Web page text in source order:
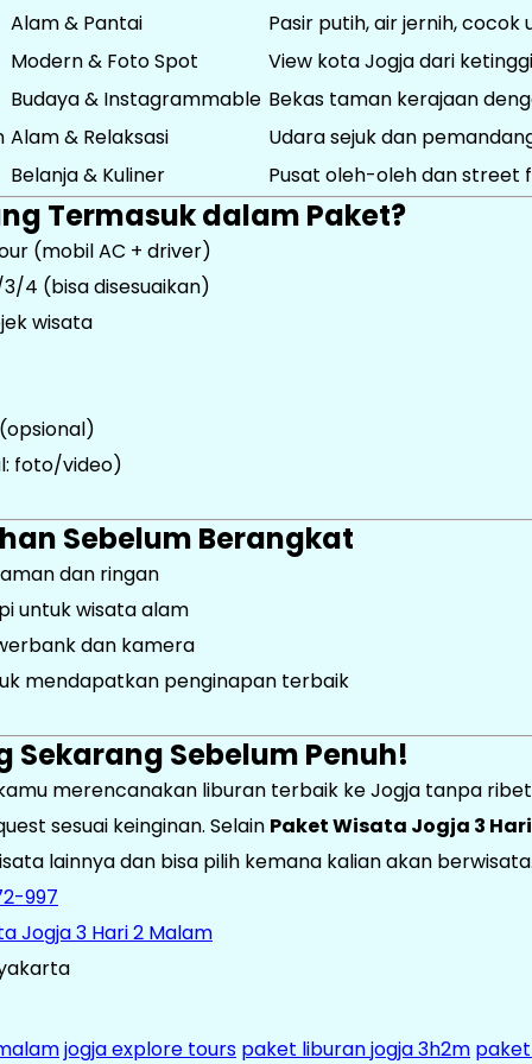
Alam & Pantai
Pasir putih, air jernih, cocok
Modern & Foto Spot
View kota Jogja dari
Budaya & Instagrammable Bekas taman kerajaan
Alam & Relaksasi
Udara sejuk dan
Belanja & Kuliner
Pusat oleh-oleh dan street
Termasuk dalam Paket?
(mobil AC + driver)
4 (bisa disesuaikan)
wisata
foto/video)
Sebelum Berangkat
dan ringan
untuk wisata alam
dan kamera
mendapatkan penginapan terbaik
Sekarang Sebelum Penuh!
merencanakan liburan terbaik ke Jogja tanpa
sesuai keinginan. Selain Paket Wisata Jogja 3
lainnya dan bisa pilih kemana kalian akan
997
Jogja 3 Hari 2 Malam
jogja explore tours paket liburan jogja 3h2m